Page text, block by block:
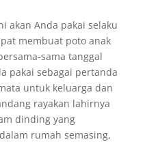
akan Anda pakai selaku
membuat poto anak
sama tanggal
pakai sebagai pertanda
untuk keluarga dan
rayakan lahirnya
dinding yang
rumah semasing,